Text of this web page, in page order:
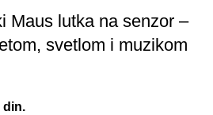
Maus lutka na senzor –
svetlom i muzikom
cena je bila: 2,990.00 din..
din.